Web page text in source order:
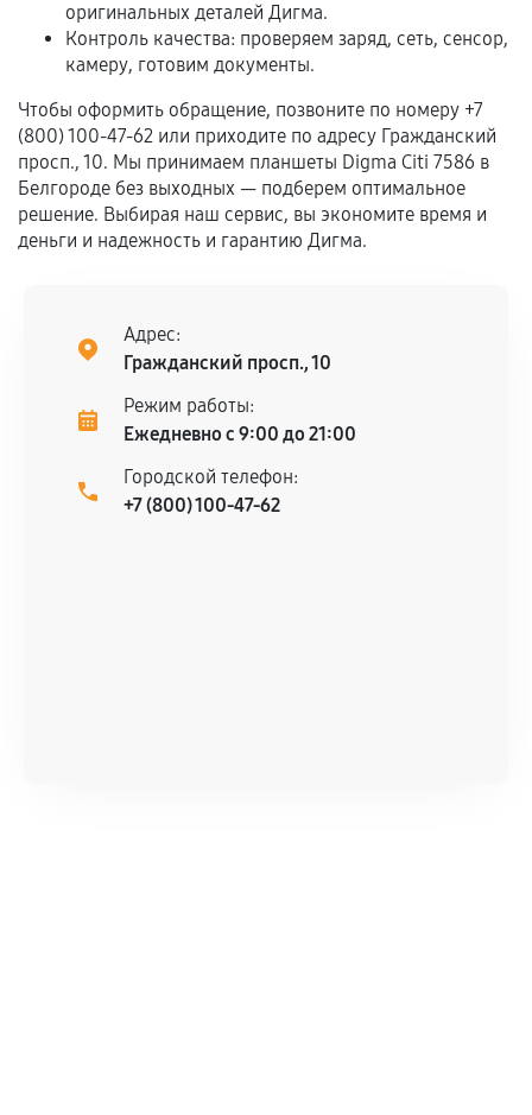
отдельных условиях.
Если комплектующие куплены
самостоятельно
Гарантия на выполненные работы может
сохраняться полностью или частично, если
соблюдены следующие условия:
дефектов.
Установка была выполнена нашим сервисным
центром.
При этом гарантия на сами комплектующие
остается на стороне производителя или
продавца. За качество сторонних деталей
оригинальных деталей Дигма.
Контроль качества: проверяем заряд, сеть, сенсор,
камеру, готовим документы.
Чтобы оформить обращение, позвоните по номеру +7
(800) 100-47-62 или приходите по адресу Гражданский
просп., 10. Мы принимаем планшеты Digma Citi 7586 в
Белгороде без выходных — подберем оптимальное
решение. Выбирая наш сервис, вы экономите время и
деньги и надежность и гарантию Дигма.
Адрес:
Гражданский просп., 10
Режим работы:
Ежедневно с 9:00 до 21:00
Городской телефон:
+7 (800) 100-47-62